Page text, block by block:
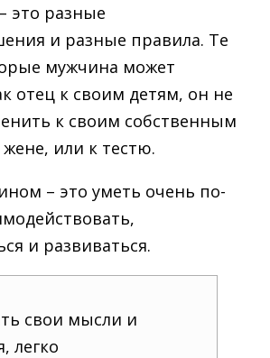
это разные
и разные правила. Те
мужчина может
отец к своим детям, он не
к своим собственным
или к тестю.
– это уметь очень по-
и развиваться.
свои мысли и
легко